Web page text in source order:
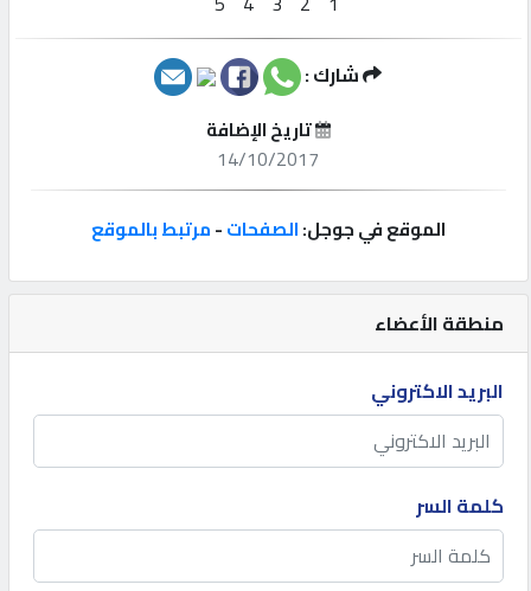
إعلانات
المنتدى
كيو
مزاد
كيو
نمبر
منطقة الأعضاء
البريد الاكتروني
كلمة السر
شارك :
تاريخ الإضافة
14/10/2017
الموقع في جوجل:الصفحات-مرتبط بالموقع